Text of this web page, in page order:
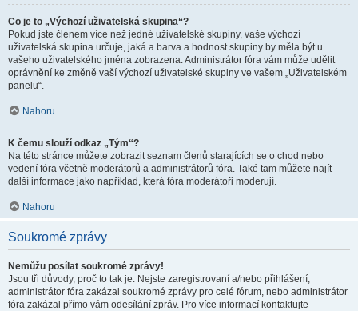
Co je to „Výchozí uživatelská skupina“?
Pokud jste členem více než jedné uživatelské skupiny, vaše výchozí
uživatelská skupina určuje, jaká a barva a hodnost skupiny by měla být u
vašeho uživatelského jména zobrazena. Administrátor fóra vám může udělit
oprávnění ke změně vaší výchozí uživatelské skupiny ve vašem „Uživatelském
panelu“.
Nahoru
K čemu slouží odkaz „Tým“?
Na této stránce můžete zobrazit seznam členů starajících se o chod nebo
vedení fóra včetně moderátorů a administrátorů fóra. Také tam můžete najít
další informace jako například, která fóra moderátoři moderují.
Nahoru
Soukromé zprávy
Nemůžu posílat soukromé zprávy!
Jsou tři důvody, proč to tak je. Nejste zaregistrovaní a/nebo přihlášení,
administrátor fóra zakázal soukromé zprávy pro celé fórum, nebo administrátor
fóra zakázal přímo vám odesílání zpráv. Pro více informací kontaktujte